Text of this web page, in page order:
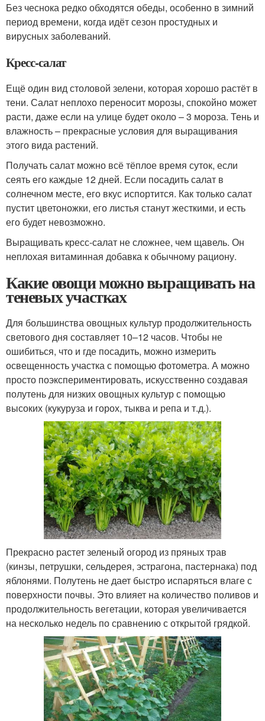
Без чеснока редко обходятся обеды, особенно в зимний
период времени, когда идёт сезон простудных и
вирусных заболеваний.
Кресс-салат
Ещё один вид столовой зелени, которая хорошо растёт в
тени. Салат неплохо переносит морозы, спокойно может
расти, даже если на улице будет около – 3 мороза. Тень и
влажность – прекрасные условия для выращивания
этого вида растений.
Получать салат можно всё тёплое время суток, если
сеять его каждые 12 дней. Если посадить салат в
солнечном месте, его вкус испортится. Как только салат
пустит цветоножки, его листья станут жесткими, и есть
его будет невозможно.
Выращивать кресс-салат не сложнее, чем щавель. Он
неплохая витаминная добавка к обычному рациону.
Какие овощи можно выращивать на
теневых участках
Для большинства овощных культур продолжительность
светового дня составляет 10–12 часов. Чтобы не
ошибиться, что и где посадить, можно измерить
освещенность участка с помощью фотометра. А можно
просто поэкспериментировать, искусственно создавая
полутень для низких овощных культур с помощью
высоких (кукуруза и горох, тыква и репа и т.д.).
Прекрасно растет зеленый огород из пряных трав
(кинзы, петрушки, сельдерея, эстрагона, пастернака) под
яблонями. Полутень не дает быстро испаряться влаге с
поверхности почвы. Это влияет на количество поливов и
продолжительность вегетации, которая увеличивается
на несколько недель по сравнению с открытой грядкой.